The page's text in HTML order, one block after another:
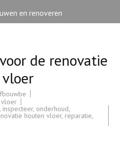
en renoveren
de renovatie
vloer
, inspecteer, onderhoud,
houten vloer, reparatie,